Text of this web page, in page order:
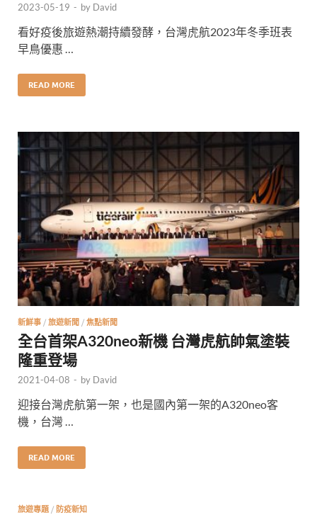
2023-05-19 - by David
看好疫後旅遊熱潮持續發酵，台灣虎航2023年冬季班表
早鳥優惠 …
READ MORE
新鮮事 / 旅遊新聞 / 焦點新聞
全台首架A320neo新機 台灣虎航帥氣塗裝
隆重登場
2021-04-08 - by David
迎接台灣虎航第一架，也是國內第一架的A320neo客
機，台灣 …
READ MORE
旅遊專題 / 防疫新知